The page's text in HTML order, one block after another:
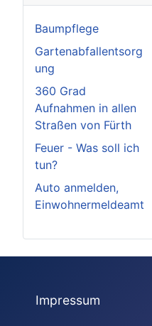
Baumpflege
Gartenabfallentsorg
ung
360 Grad
Aufnahmen in allen
Straßen von Fürth
Feuer - Was soll ich
tun?
Auto anmelden,
Einwohnermeldeamt
Impressum